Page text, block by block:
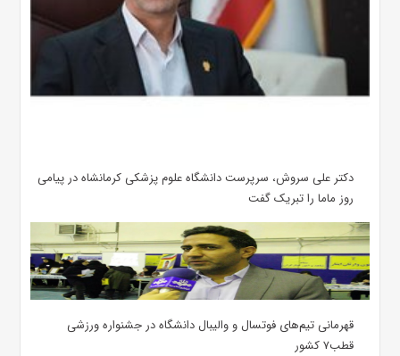
دکتر علی سروش، سرپرست دانشگاه علوم پزشکی کرمانشاه در پیامی
روز ماما را تبریک گفت
قهرمانی تیم‌های فوتسال و والیبال دانشگاه در جشنواره ورزشی
قطب۷ کشور